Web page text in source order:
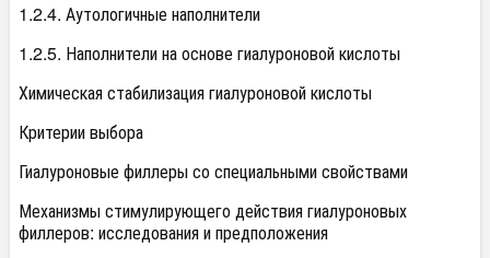
1.2.4. Аутологичные наполнители
1.2.5. Наполнители на основе гиалуроновой кислоты
Химическая стабилизация гиалуроновой кислоты
Критерии выбора
Гиалуроновые филлеры со специальными свойствами
Механизмы стимулирующего действия гиалуроновых
филлеров: исследования и предположения